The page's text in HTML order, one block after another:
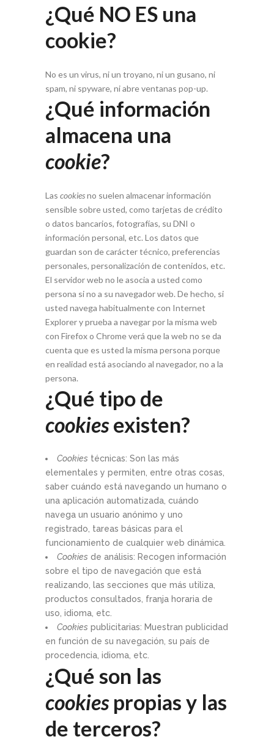
¿Qué NO ES una
cookie?
No es un virus, ni un troyano, ni un gusano, ni
spam, ni spyware, ni abre ventanas pop-up.
¿Qué información
almacena una
cookie?
Las cookiesno suelen almacenar información
sensible sobre usted, como tarjetas de crédito
o datos bancarios, fotografías, su DNI o
información personal, etc. Los datos que
guardan son de carácter técnico, preferencias
personales, personalización de contenidos, etc.
El servidor web no le asocia a usted como
persona si no a su navegador web. De hecho, si
usted navega habitualmente con Internet
Explorer y prueba a navegar por la misma web
con Firefox o Chrome verá que la web no se da
cuenta que es usted la misma persona porque
en realidad está asociando al navegador, no a la
persona.
¿Qué tipo de
cookiesexisten?
Cookies técnicas: Son las más
elementales y permiten, entre otras cosas,
saber cuándo está navegando un humano o
una aplicación automatizada, cuándo
navega un usuario anónimo y uno
registrado, tareas básicas para el
funcionamiento de cualquier web dinámica.
Cookies de análisis: Recogen información
sobre el tipo de navegación que está
realizando, las secciones que más utiliza,
productos consultados, franja horaria de
uso, idioma, etc.
Cookies publicitarias: Muestran publicidad
en función de su navegación, su país de
procedencia, idioma, etc.
¿Qué son las
cookiespropias y las
de terceros?